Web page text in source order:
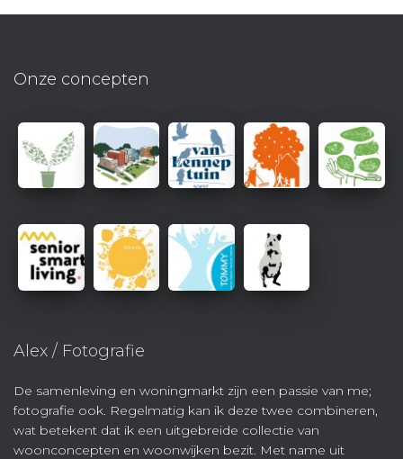
Onze concepten
Alex / Fotografie
De samenleving en woningmarkt zijn een passie van me;
fotografie ook. Regelmatig kan ik deze twee combineren,
wat betekent dat ik een uitgebreide collectie van
woonconcepten en woonwijken bezit. Met name uit